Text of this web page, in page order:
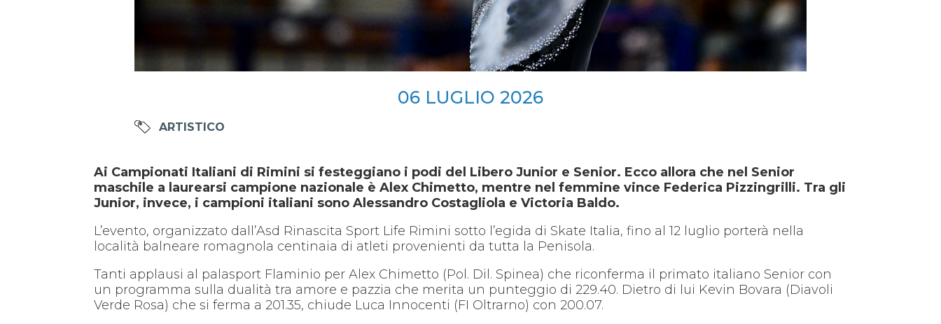
06 LUGLIO 2026
ARTISTICO
Ai Campionati Italiani di Rimini si festeggiano i podi del Libero Junior e Senior. Ecco allora che nel Senior
maschile a laurearsi campione nazionale è Alex Chimetto, mentre nel femmine vince Federica Pizzingrilli. Tra gli
Junior, invece, i campioni italiani sono Alessandro Costagliola e Victoria Baldo.
L’evento, organizzato dall’Asd Rinascita Sport Life Rimini sotto l’egida di Skate Italia, fino al 12 luglio porterà nella
località balneare romagnola centinaia di atleti provenienti da tutta la Penisola.
Tanti applausi al palasport Flaminio per Alex Chimetto (Pol. Dil. Spinea) che riconferma il primato italiano Senior con
un programma sulla dualità tra amore e pazzia che merita un punteggio di 229.40. Dietro di lui Kevin Bovara (Diavoli
Verde Rosa) che si ferma a 201.35, chiude Luca Innocenti (FI Oltrarno) con 200.07.